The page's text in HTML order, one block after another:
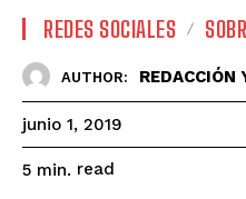
REDES SOCIALES
AUTHOR: REDACCIÓN
junio 1, 2019
5 min. read